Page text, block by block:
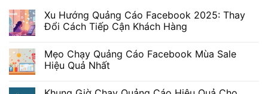
Xu Hướng Quảng Cáo Facebook 2025: Thay
Đổi Cách Tiếp Cận Khách Hàng
Mẹo Chạy Quảng Cáo Facebook Mùa Sale
Hiệu Quả Nhất